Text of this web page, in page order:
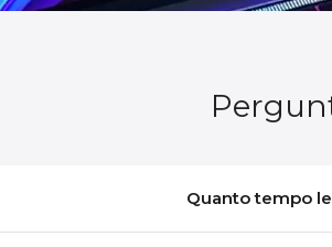
Quanto tempo